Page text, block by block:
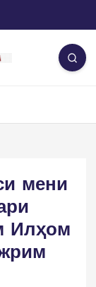
мени
Илҳом